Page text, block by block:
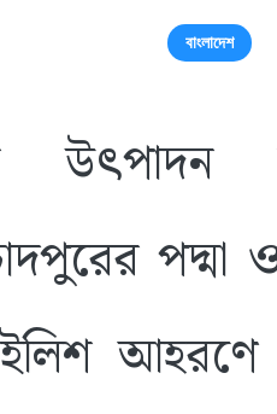
বাংলাদেশ
উৎপাদন
পদ্মা